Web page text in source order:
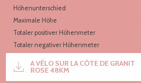
Höhenunterschied
Maximale Höhe
Totaler positiver Höhenmeter
Totaler negativer Höhenmeter
Dokumentation
A VÉLO SUR LA CÔTE DE GRANIT
ROSE 48KM